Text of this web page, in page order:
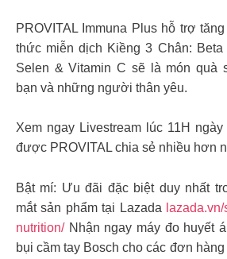
PROVITAL Immuna Plus hỗ trợ
thức miễn dịch Kiềng 3 Chân: Beta
Selen & Vitamin C sẽ là món quà
bạn và những người thân yêu.
Xem ngay Livestream lúc 11H ngày
được PROVITAL chia sẻ nhiều hơn
Bật mí: Ưu đãi đặc biệt duy nhất
mắt sản phẩm tại Lazada
nutrition/Nhận ngay máy đo huyết
bụi cầm tay Bosch cho các đơn